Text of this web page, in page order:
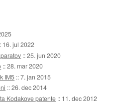
16. jul 2022
::25. jun 2020
::28. mar 2020
IM5 ::7. jan 2015
::26. dec 2014
Kodakove patente :: 11. dec 2012